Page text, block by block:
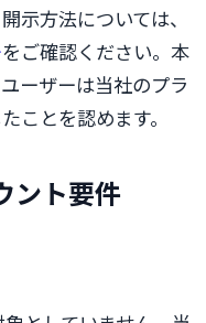
示方法については、
をご確認ください。本
ーザーは当社のプラ
ことを認めます。
ント要件